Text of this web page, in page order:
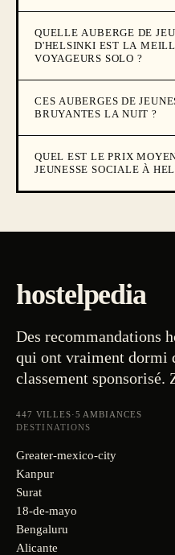
QUELLE AUBERGE DE
D'HELSINKI EST LA
VOYAGEURS SOLO ?
CES AUBERGES DE
BRUYANTES LA NUIT ?
QUEL EST LE PRIX
JEUNESSE SOCIALE À
hostelpedia
Des recommandations
qui ont vraiment dormi
classement sponsorisé.
447 VILLES·5 AMBIANCES
DESTINATIONS
Greater-mexico-city
Kanpur
Surat
18-de-mayo
Bengaluru
Alicante